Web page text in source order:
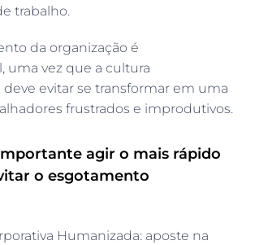
trabalho.
da organização é
uma vez que a cultura
evitar se transformar em uma
frustrados e improdutivos.
agir o mais rápido
o esgotamento
Humanizada: aposte na